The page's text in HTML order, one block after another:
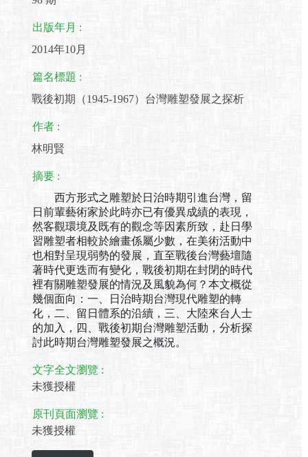
出版年月 :
2014年10月
篇名標題 :
戰後初期（1945-1967）台灣雕塑發展之探析
作者 :
林明賢
摘要 :
西方形式之雕塑於日治時期引進台灣，留
日前輩藝術家於此時亦已有優異成績的表現，
然客觀環境及既有的觀念等因素所致，赴日學
習雕塑者相較於繪畫係屬少數，在美術活動中
也相對呈現弱勢的發展，直至戰後台灣藝壇隨
著時代更迭而有變化，戰後初期在封閉的時代
裡有關雕塑發展的情況及風貌為何？本文概從
幾個面向：一、日治時期台灣現代雕塑的轉
化，二、留日體系的沿續，三、大陸來台人士
的加入，四、戰後初期台灣雕塑活動，分析探
討此時期台灣雕塑發展之概況。
文字全文瀏覽 :
未獲授權
原刊頁面瀏覽 :
未獲授權